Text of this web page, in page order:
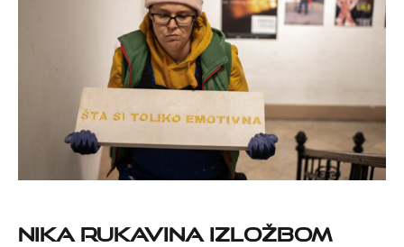
NIKA RUKAVINA IZLOŽBOM